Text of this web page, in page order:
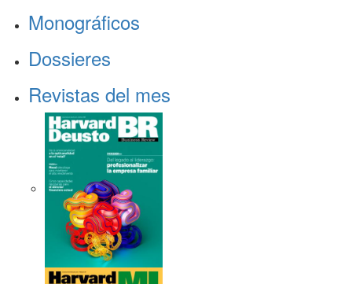
Monográficos
Dossieres
Revistas del mes